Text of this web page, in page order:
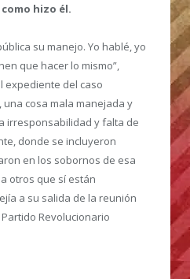
hizo él.
su manejo. Yo hablé, yo
que hacer lo mismo”,
expediente del caso
una cosa mala manejada y
irresponsabilidad y falta de
donde se incluyeron
en los sobornos de esa
otros que sí están
a su salida de la reunión
Revolucionario